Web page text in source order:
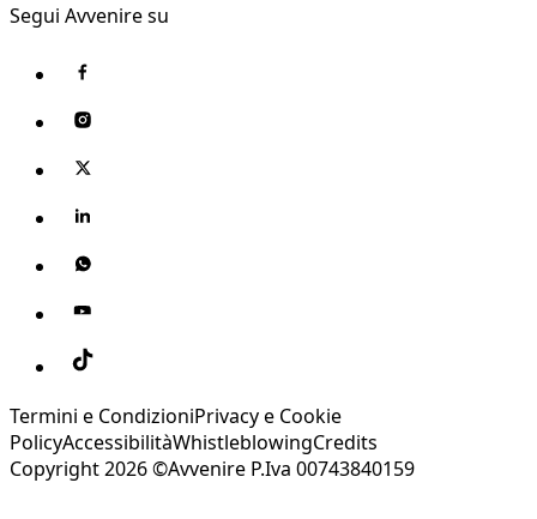
Segui Avvenire su
Termini e CondizioniPrivacy e Cookie
PolicyAccessibilitàWhistleblowingCredits
Copyright 2026 ©Avvenire P.Iva 00743840159